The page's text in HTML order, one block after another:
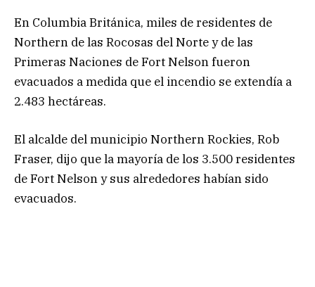
En Columbia Británica, miles de residentes de
Northern de las Rocosas del Norte y de las
Primeras Naciones de Fort Nelson fueron
evacuados a medida que el incendio se extendía a
2.483 hectáreas.
El alcalde del municipio Northern Rockies, Rob
Fraser, dijo que la mayoría de los 3.500 residentes
de Fort Nelson y sus alrededores habían sido
evacuados.